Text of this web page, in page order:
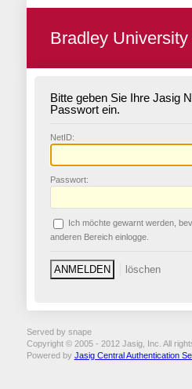
Bradley
Bitte geben Sie Ihre Jasig
Passwort ein.
NetID:
Passwort:
Ich möchte gewarnt werden,
anderen Bereich einlogge.
Served by snape
Copyright © 2005 - 2012 Jasig, Inc. All
Powered by Jasig Central Authentication